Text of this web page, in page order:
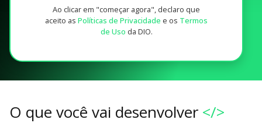
Ao clicar em "começar agora", declaro que
aceito as Políticas de Privacidade e os Termos
de Uso da DIO.
O que você vai desenvolver </>